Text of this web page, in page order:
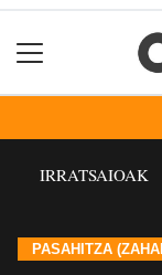
IRRATSAIOAK
PASAHITZA